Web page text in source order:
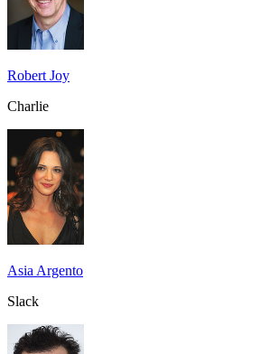
Robert Joy
Charlie
Asia Argento
Slack